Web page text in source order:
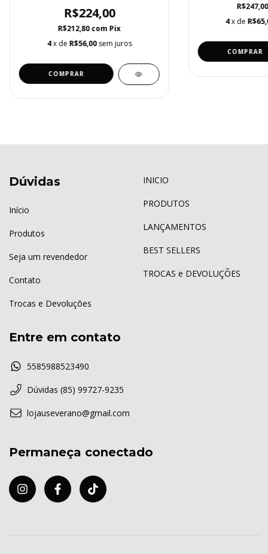
R$224,00
R$212,80com Pix
4x de R$56,00 sem juros
COMPRAR
4x de
COMPRAR
Dúvidas
Início
Produtos
Seja um revendedor
Contato
Trocas e Devoluções
INICIO
PRODUTOS
LANÇAMENTOS
BEST SELLERS
TROCAS e DEVOLUÇÕES
Entre em contato
5585988523490
Dúvidas (85) 99727-9235
lojauseverano@gmail.com
Permaneça conectado